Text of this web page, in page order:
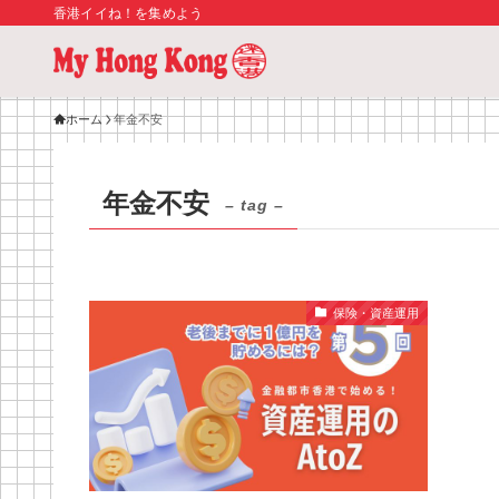
香港イイね！を集めよう
ホーム 年金不安
年金不安 – tag –
保険・資産運用